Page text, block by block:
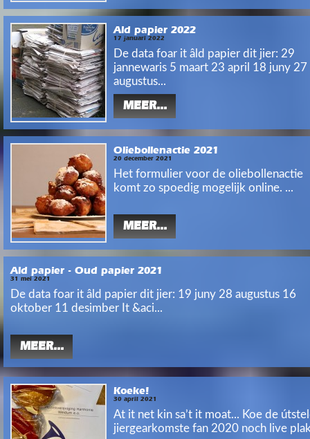
Ald papier 2022
17 januari 2022
De data foar it âld papier dit jier: 29
jannewaris 5 maart 23 april 18 juny 27
augustus...
MEER...
Oliebollenactie 2021
20 december 2021
Het formulier voor de oliebollenactie
komt zo spoedig mogelijk online. ...
MEER...
Ald papier - Oud papier 2021
31 mei 2021
De data foar it âld papier dit jier: 19 juny 28 augustus 16
oktober 11 desimber It &aci...
MEER...
Koeke!
30 april 2021
At it net kin sa’t it moat... Koe de
jiergearkomste fan 2020 noch live